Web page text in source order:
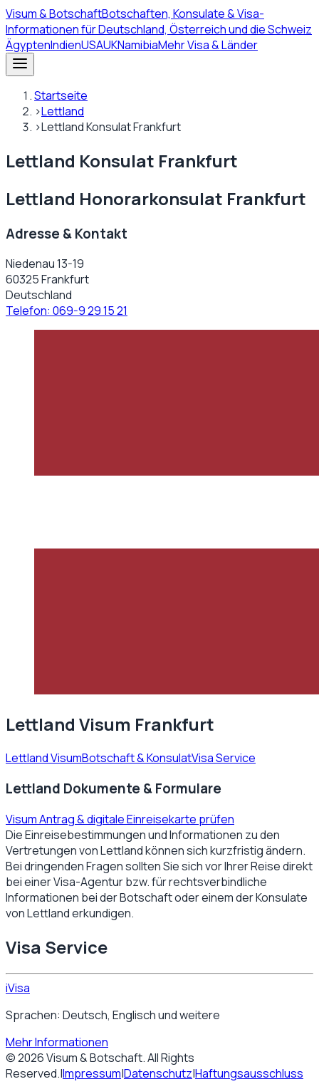
Visum& BotschaftBotschaften, Konsulate & Visa-
Informationen für Deutschland, Österreich und die Schweiz
ÄgyptenIndienUSAUKNamibiaMehr Visa & Länder
Startseite
›Lettland
›Lettland Konsulat Frankfurt
Lettland Konsulat Frankfurt
Lettland Honorarkonsulat Frankfurt
Adresse & Kontakt
Niedenau 13-19
60325 Frankfurt
Deutschland
Telefon: 069-9 29 15 21
Lettland Visum Frankfurt
Lettland VisumBotschaft & KonsulatVisa Service
Lettland Dokumente & Formulare
Visum Antrag & digitale Einreisekarte prüfen
Die Einreisebestimmungen und Informationen zu den
Vertretungen vonLettlandkönnen sich kurzfristig ändern.
Bei dringenden Fragen sollten Sie sich vor Ihrer Reise direkt
bei einer Visa-Agentur bzw. für rechtsverbindliche
Informationen bei der Botschaft oder einem der Konsulate
vonLettlanderkundigen.
Visa Service
iVisa
Sprachen: Deutsch, Englisch und weitere
Mehr Informationen
©2026Visum & Botschaft. All Rights
Reserved.|Impressum|Datenschutz|Haftungsausschluss